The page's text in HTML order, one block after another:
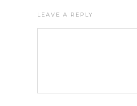
LEAVE A REPLY